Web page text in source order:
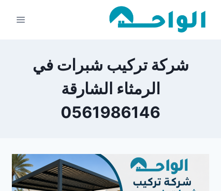
شركة تركيب شبرات في
الرمثاء الشارقة
0561986146